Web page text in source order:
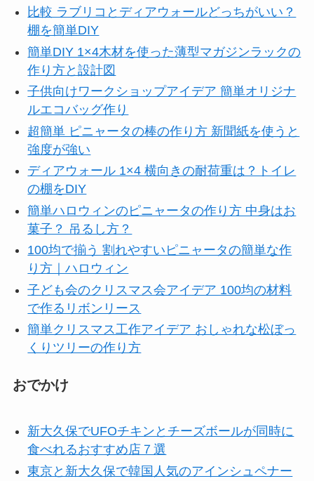
比較 ラブリコとディアウォールどっちがいい？
棚を簡単DIY
簡単DIY 1×4木材を使った薄型マガジンラックの
作り方と設計図
子供向けワークショップアイデア 簡単オリジナ
ルエコバッグ作り
超簡単 ピニャータの棒の作り方 新聞紙を使うと
強度が強い
ディアウォール 1×4 横向きの耐荷重は？トイレ
の棚をDIY
簡単ハロウィンのピニャータの作り方 中身はお
菓子？ 吊るし方？
100均で揃う 割れやすいピニャータの簡単な作
り方｜ハロウィン
子ども会のクリスマス会アイデア 100均の材料
で作るリボンリース
簡単クリスマス工作アイデア おしゃれな松ぼっ
くりツリーの作り方
おでかけ
新大久保でUFOチキンとチーズボールが同時に
食べれるおすすめ店７選
東京と新大久保で韓国人気のアインシュペナー